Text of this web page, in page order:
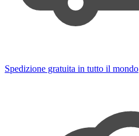
Spedizione gratuita in tutto il mondo